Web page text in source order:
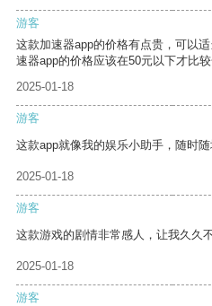
游客
这款加速器app的价格有点贵，可以
速器app的价格应该在50元以下才比较
2025-01-18
游客
这款app就像我的娱乐小助手，随时随
2025-01-18
游客
这款游戏的剧情非常感人，让我久久
2025-01-18
游客